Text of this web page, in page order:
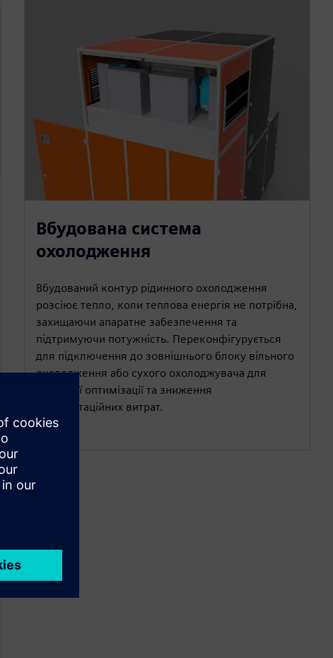
Вбудована система
охолодження
Вбудований контур рідинного охолодження
розсіює тепло, коли теплова енергія не потрібна,
захищаючи апаратне забезпечення та
підтримуючи потужність. Переконфігурується
для підключення до зовнішнього блоку вільного
охолодження або сухого охолоджувача для
сезонної оптимізації та зниження
експлуатаційних витрат.